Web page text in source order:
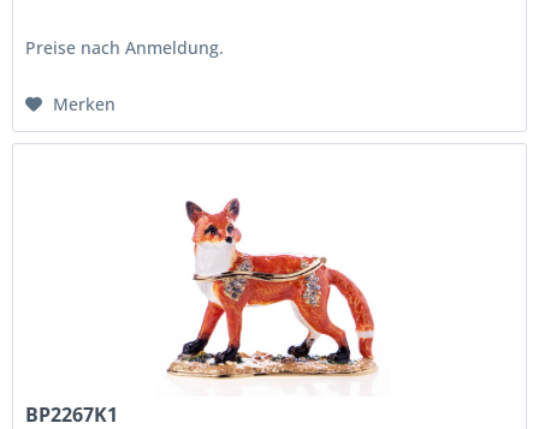
Preise nach Anmeldung.
Merken
BP2267K1